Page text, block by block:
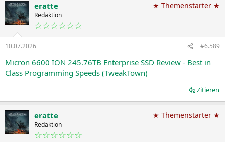
k
t
i
n
e
n
:
eratte
Redaktion
☆☆☆☆☆☆
★ Themenstarter ★
10.07.2026 #6.589
Micron 6600 ION 245.76TB Enterprise SSD Review - Best in
Class Programming Speeds (TweakTown)
Zitieren
eratte
Redaktion
☆☆☆☆☆☆
★ Themenstarter ★